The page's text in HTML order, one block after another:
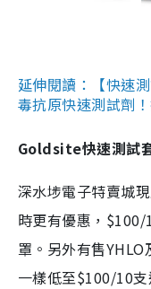
延伸閱讀：【快速
毒抗原快速測試劑
Goldsite快速測試
深水埗電子特賣城
時更有優惠，
罩。另外有售
一樣低至$100/10支